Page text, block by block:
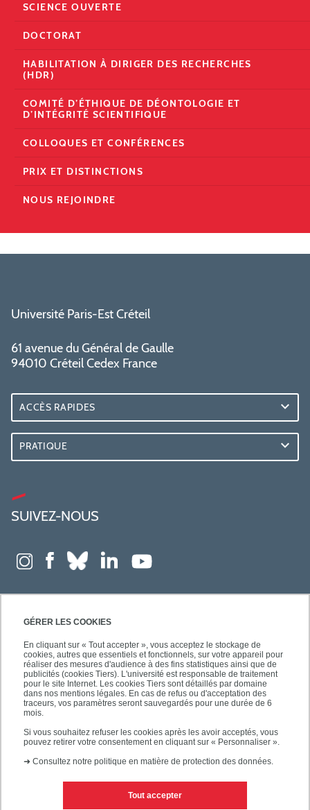
GÉRER LES COOKIES
En cliquant sur « Tout accepter », vous acceptez le stockage de
cookies, autres que essentiels et fonctionnels, sur votre appareil pour
réaliser des mesures d'audience à des fins statistiques ainsi que de
publicités (cookies Tiers). L'université est responsable de traitement
pour le site Internet. Les cookies Tiers sont détaillés par domaine
dans nos mentions légales. En cas de refus ou d'acceptation des
traceurs, vos paramètres seront sauvegardés pour une durée de 6
mois.
Si vous souhaitez refuser les cookies après les avoir acceptés, vous
pouvez retirer votre consentement en cliquant sur « Personnaliser ».
➜ Consultez notre politique en matière de protection des données.
Tout accepter
SCIENCE OUVERTE
DOCTORAT
HABILITATION À DIRIGER DES RECHERCHES
(HDR)
COMITÉ D’ÉTHIQUE DE DÉONTOLOGIE ET
D’INTÉGRITÉ SCIENTIFIQUE
COLLOQUES ET CONFÉRENCES
PRIX ET DISTINCTIONS
NOUS REJOINDRE
Université Paris-Est Créteil
61 avenue du Général de Gaulle
94010 Créteil Cedex France
ACCÈS RAPIDES
PRATIQUE
SUIVEZ-NOUS
Mentions légales